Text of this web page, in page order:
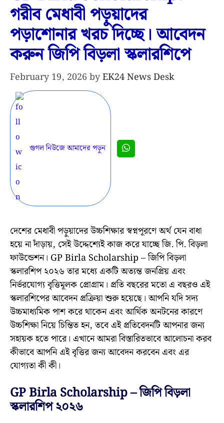
গরীব মেধাবী পড়ুয়াদের
পড়াশোনার খরচ দিচ্ছে। আবেদন
করুন জিপি বিড়লা স্কলারশিপে
February 19, 2026 byEK24 News Desk
গুগল নিউজে আমাদের পড়ুন
দেশের মেধাবী পড়ুয়াদের উচ্চশিক্ষার স্বপ্নপূরণে অর্থ যেন বাধা
হয়ে না দাঁড়ায়, সেই উদ্দেশ্যেই কাজ করে যাচ্ছে জি. পি. বিড়লা
ফাউন্ডেশন। GP Birla Scholarship – জিপি বিড়লা
স্কলারশিপ ২০২৬ তার মধ্যে একটি অত্যন্ত জনপ্রিয় এবং
নির্ভরযোগ্য বৃত্তিমূলক প্রোগ্রাম। প্রতি বছরের মতো এ বছরও এই
স্কলারশিপের আবেদন প্রক্রিয়া শুরু হয়েছে। আপনি যদি সদ্য
উচ্চমাধ্যমিক পাশ করে থাকেন এবং আর্থিক অনটনের কারণে
উচ্চশিক্ষা নিয়ে চিন্তিত হন, তবে এই প্রতিবেদনটি আপনার জন্য
সহায়ক হতে পারে। এখানে আমরা বিস্তারিতভাবে আলোচনা করব
কীভাবে আপনি এই বৃত্তির জন্য আবেদন করবেন এবং এর
যোগ্যতা কী কী।
GP Birla Scholarship – জিপি বিড়লা
স্কলারশিপ ২০২৬